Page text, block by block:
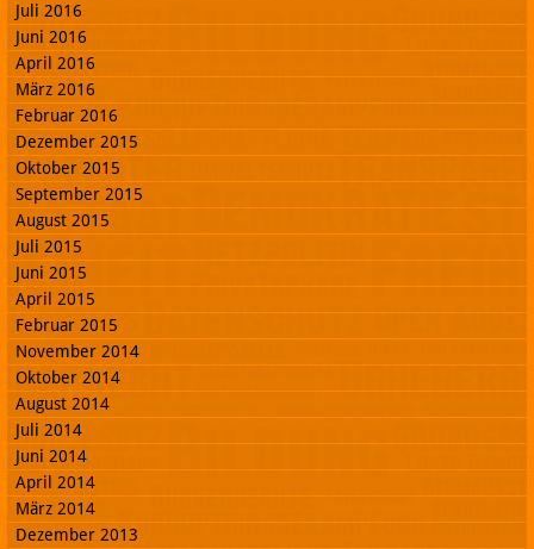
Juli 2016
Juni 2016
April 2016
März 2016
Februar 2016
Dezember 2015
Oktober 2015
September 2015
August 2015
Juli 2015
Juni 2015
April 2015
Februar 2015
November 2014
Oktober 2014
August 2014
Juli 2014
Juni 2014
April 2014
März 2014
Dezember 2013